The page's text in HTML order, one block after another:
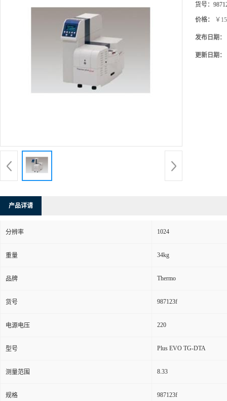
货号：
价格： ￥
发布日期：
更新日期：
产品详请
分辨率 1024
重量 34kg
品牌 Thermo
货号 987123f
电源电压 220
型号 Plus EVO TG-DTA
测量范围 8.33
规格 987123f